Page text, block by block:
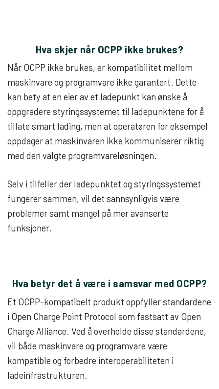
Hva skjer når OCPP ikke brukes?
Når OCPP ikke brukes, er kompatibilitet mellom
maskinvare og programvare ikke garantert. Dette
kan bety at en eier av et ladepunkt kan ønske å
oppgradere styringssystemet til ladepunktene for å
tillate smart lading, men at operatøren for eksempel
oppdager at maskinvaren ikke kommuniserer riktig
med den valgte programvareløsningen.
Selv i tilfeller der ladepunktet og styringssystemet
fungerer sammen, vil det sannsynligvis være
problemer samt mangel på mer avanserte
funksjoner.
Hva betyr det å være i samsvar med OCPP?
Et OCPP-kompatibelt produkt oppfyller standardene
i Open Charge Point Protocol som fastsatt av Open
Charge Alliance. Ved å overholde disse standardene,
vil både maskinvare og programvare være
kompatible og forbedre interoperabiliteten i
ladeinfrastrukturen.